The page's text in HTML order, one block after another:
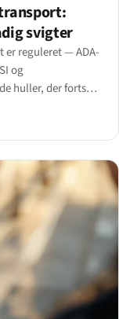
svigter
reguleret — ADA-
og
huller, der fortsat